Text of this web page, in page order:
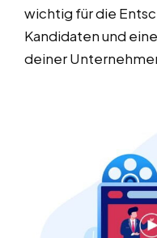
wichtig für die
Kandidaten und
deiner